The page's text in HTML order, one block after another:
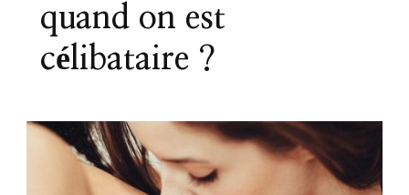
quand on est
célibataire ?